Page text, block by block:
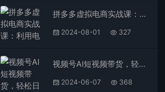
拼多多虚拟电商实战课：利用电商思维进行选品+运营，学习高利润虚拟玩法
2024-08-01 327
视频号AI短视频带货，轻松日入1000+，0粉丝0基础也能做
2024-06-07 368